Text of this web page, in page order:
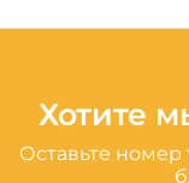
Хотите
Оставьте